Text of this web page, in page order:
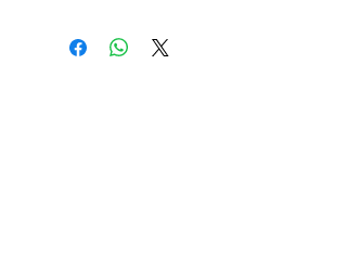
驚全俄的兇殺案。經歷了一場